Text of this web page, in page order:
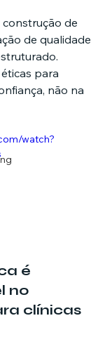
de
de qualidade
para
não na
watch?
é
no
clínicas